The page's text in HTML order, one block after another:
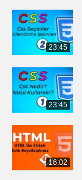
23:45
23:45
16:02